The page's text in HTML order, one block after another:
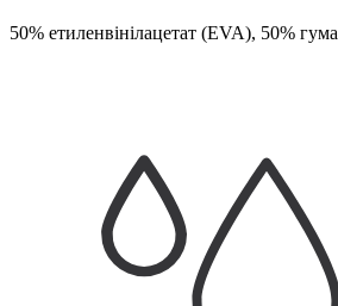
50% етиленвінілацетат (EVA), 50% гума